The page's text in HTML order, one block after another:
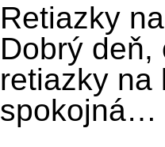
Retiazky
Dobrý
retiazky
spokojná…